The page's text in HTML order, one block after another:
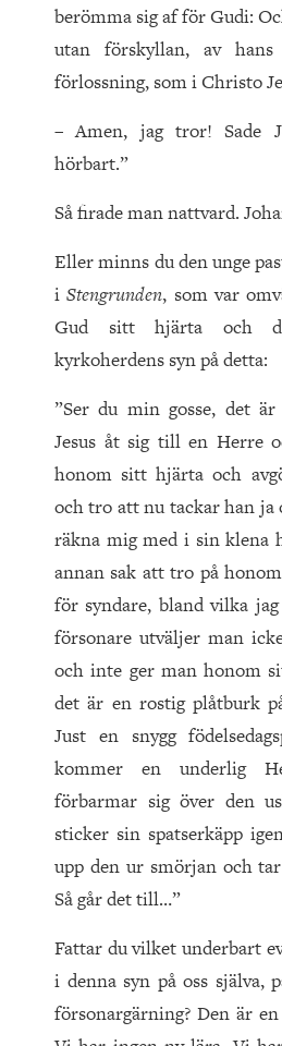
berömma sig af för Gudi:
utan förskyllan, av
förlossning, som i Christo
– Amen, jag tror! Sade
hörbart.”
Så firade man nattvard.
Eller minns du den unge
iStengrunden, som var
Gud sitt hjärta och
kyrkoherdens syn på detta:
”Ser du min gosse, det
Jesus åt sig till en Herre
honom sitt hjärta och
och tro att nu tackar han ja
räkna mig med i sin klena
annan sak att tro på
för syndare, bland vilka
försonare utväljer man
och inte ger man honom
det är en rostig plåtburk
Just en snygg
kommer en underlig
förbarmar sig över den
sticker sin spatserkäpp
upp den ur smörjan och
Så går det till…”
Fattar du vilket underbart
i denna syn på oss själva,
försonargärning? Den är